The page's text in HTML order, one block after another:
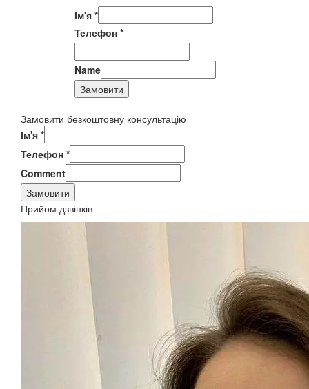
Ім'я *
Телефон *
Name
Замовити
Замовити безкоштовну консультацію
Ім'я *
Телефон *
Comment
Замовити
Прийом дзвінків